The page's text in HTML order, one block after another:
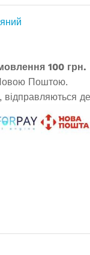
100 грн.
Поштою.